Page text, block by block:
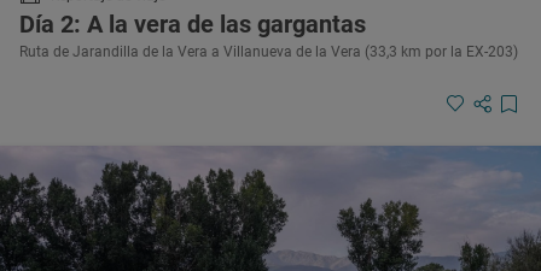
Día 2: A la vera de las gargantas
Ruta de Jarandilla de la Vera a Villanueva de la Vera (33,3 km por la EX-203)